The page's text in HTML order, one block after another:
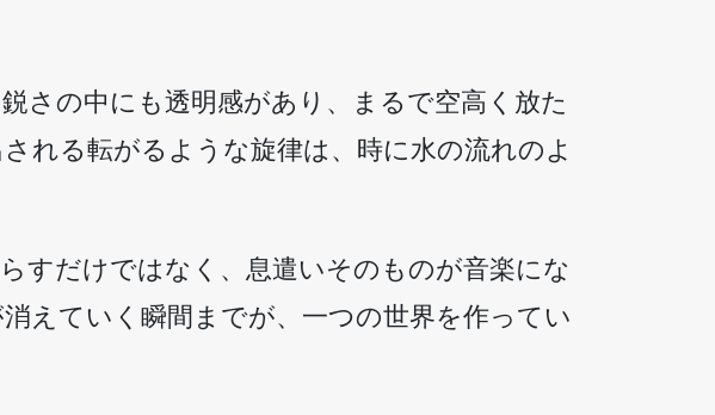
さの中にも透明感があり、まるで空高く放た
れる転がるような旋律は、時に水の流れのよ
すだけではなく、息遣いそのものが音楽にな
えていく瞬間までが、一つの世界を作ってい